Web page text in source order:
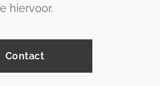
hiervoor.
Contact